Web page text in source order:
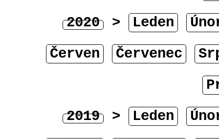
2020 > Leden
Červen
Červenec
2019 > Leden